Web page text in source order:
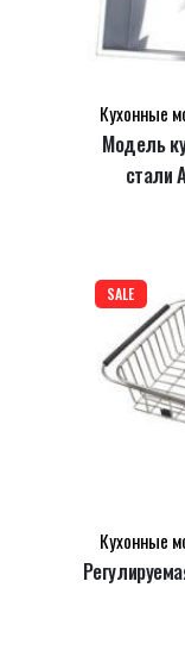
Name*
Email*
Кухонные
Модель
стали
SALE
Кухонные